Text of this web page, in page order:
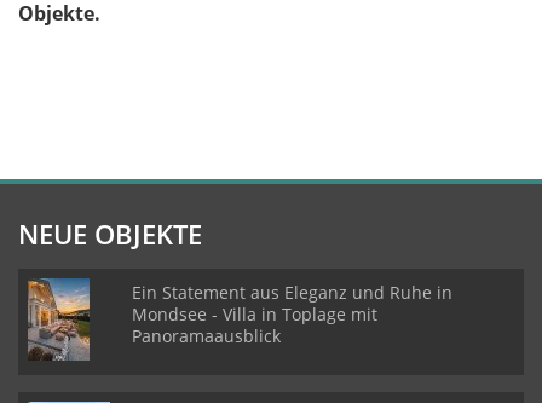
Objekte.
NEUE OBJEKTE
Ein Statement aus Eleganz und Ruhe in
Mondsee - Villa in Toplage mit
Panoramaausblick